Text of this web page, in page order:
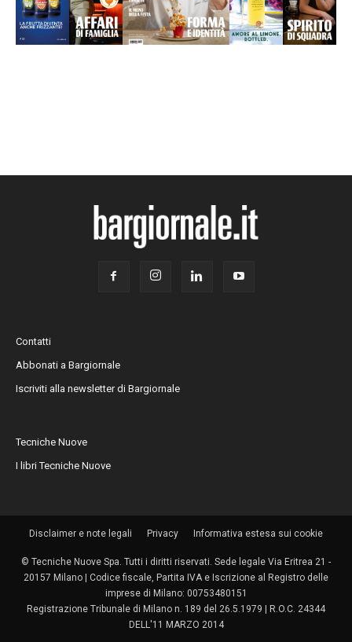
Contatti
Abbonati a Bargiornale
Iscriviti alla newsletter di Bargiornale
Tecniche Nuove
I libri Tecniche Nuove
Disclaimer e note legali Privacy Informativa estesa sui cookie
© Tecniche Nuove Spa. Tutti i diritti riservati. Sede legale Via Eritrea 21 -
20157 Milano | Codice fiscale, Partita IVA e Iscrizione al Registro delle
imprese di Milano: 00753480151
Registrazione Tribunale di Milano n. 189 del 26.5.1979 | R.O.C. 24344
DELL'11 MARZO 2014